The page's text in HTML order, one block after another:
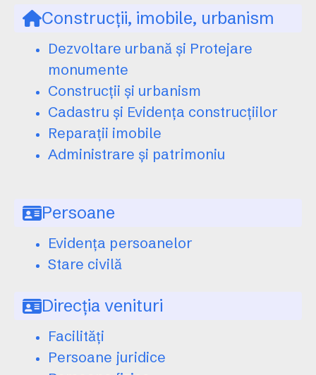
Construcții, imobile, urbanism
Dezvoltare urbană și Protejare
monumente
Construcții și urbanism
Cadastru și Evidența construcțiilor
Reparații imobile
Administrare și patrimoniu
Persoane
Evidența persoanelor
Stare civilă
Direcția venituri
Facilități
Persoane juridice